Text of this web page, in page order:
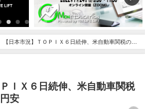
【日本市況】ＴＯＰＩＸ６日続伸、米自動車関税の負
ＩＸ６日続伸、米自動車関税
安